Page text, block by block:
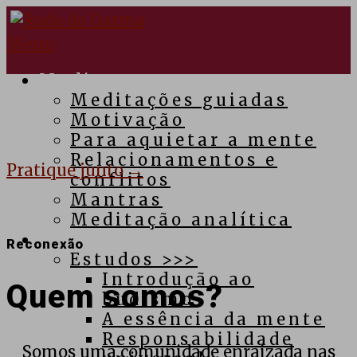
Pular
para
o
conteúdo
Menu
Medite
Meditações guiadas
Motivação
Para aquietar a mente
Relacionamentos e
conflitos
Mantras
Meditação analítica
Budismo
Estudos >>>
Introdução ao
budismo
A essência da mente
Responsabilidade
Pratique junto →
Reconexão
Quem somos?
Somos uma comunidade enraizada nas